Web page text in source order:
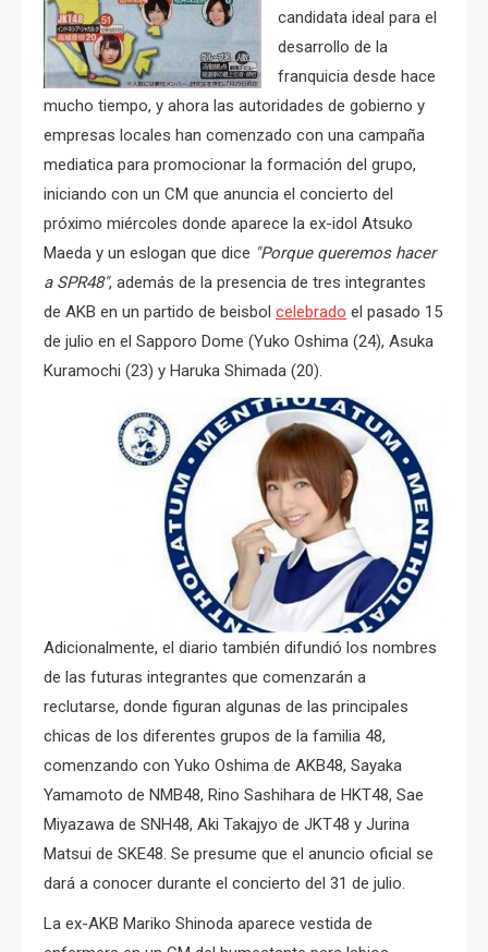
candidata ideal para el
desarrollo de la
franquicia desde hace
mucho tiempo, y ahora las autoridades de gobierno y
empresas locales han comenzado con una campaña
mediatica para promocionar la formación del grupo,
iniciando con un CM que anuncia el concierto del
próximo miércoles donde aparece la ex-idol Atsuko
Maeda y un eslogan que dice "Porque queremos hacer
a SPR48", además de la presencia de tres integrantes
de AKB en un partido de beisbol celebrado el pasado 15
de julio en el Sapporo Dome (Yuko Oshima (24), Asuka
Kuramochi (23) y Haruka Shimada (20).
Adicionalmente, el diario también difundió los nombres
de las futuras integrantes que comenzarán a
reclutarse, donde figuran algunas de las principales
chicas de los diferentes grupos de la familia 48,
comenzando con Yuko Oshima de AKB48, Sayaka
Yamamoto de NMB48, Rino Sashihara de HKT48, Sae
Miyazawa de SNH48, Aki Takajyo de JKT48 y Jurina
Matsui de SKE48. Se presume que el anuncio oficial se
dará a conocer durante el concierto del 31 de julio.
La ex-AKB Mariko Shinoda aparece vestida de